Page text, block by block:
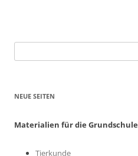
nach:
NEUE SEITEN
Materialien für die Grundschule
Tierkunde